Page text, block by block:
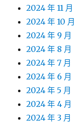
2024 年 11 月
2024 年 10 月
2024 年 9 月
2024 年 8 月
2024 年 7 月
2024 年 6 月
2024 年 5 月
2024 年 4 月
2024 年 3 月